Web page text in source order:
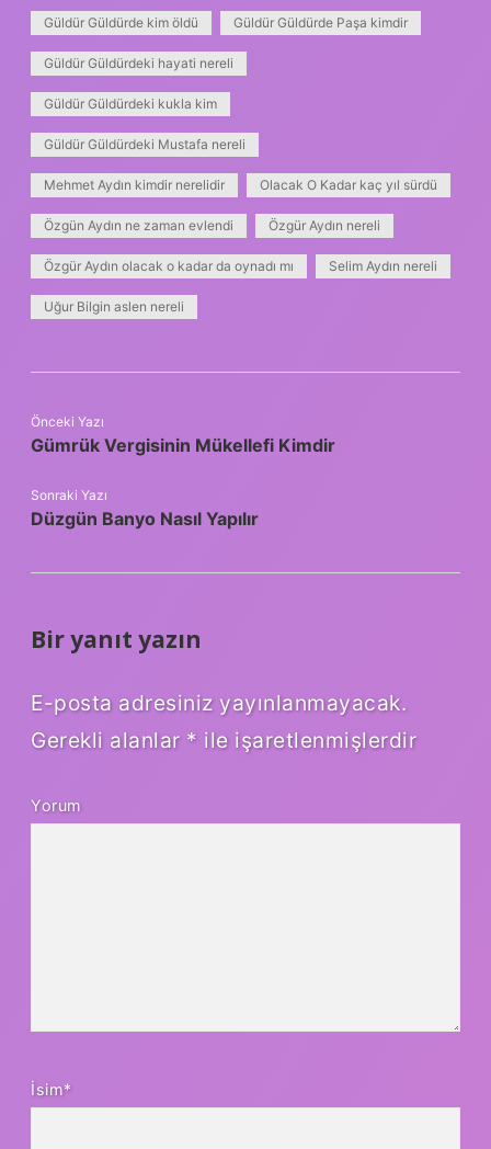
Güldür Güldürde kim öldü Güldür Güldürde Paşa kimdir
Güldür Güldürdeki hayati nereli
Güldür Güldürdeki kukla kim
Güldür Güldürdeki Mustafa nereli
Mehmet Aydın kimdir nerelidir Olacak O Kadar kaç yıl sürdü
Özgün Aydın ne zaman evlendi Özgür Aydın nereli
Özgür Aydın olacak o kadar da oynadı mı Selim Aydın nereli
Uğur Bilgin aslen nereli
Önceki Yazı
Gümrük Vergisinin Mükellefi Kimdir
Sonraki Yazı
Düzgün Banyo Nasıl Yapılır
Bir yanıt yazın
E-posta adresiniz yayınlanmayacak.
Gerekli alanlar * ile işaretlenmişlerdir
Yorum
İsim*